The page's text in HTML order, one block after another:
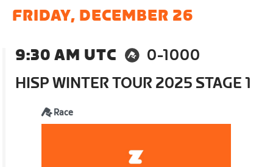
FRIDAY, DECEMBER 26
9:30 AM UTC
0-1000
HISP WINTER TOUR 2025 STAGE 1
Race